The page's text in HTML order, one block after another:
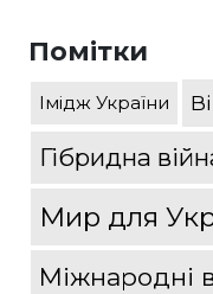
Помітки
Імідж України
Гібридна
Мир для
Міжнародні